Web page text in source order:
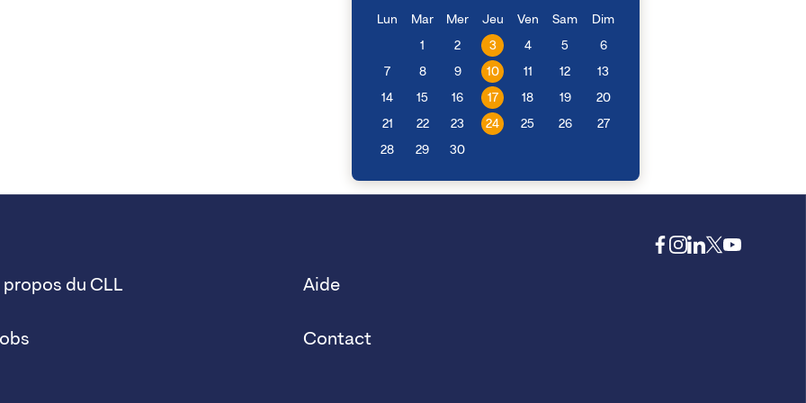
Lun
Mar Mer Jeu Ven Sam Dim
1 2 3 4 5 6
7 8 9 10 11 12 13
14 15 16 17 18 19 20
21 22 23 24 25 26 27
28 29 30
propos du CLL Aide
Contact